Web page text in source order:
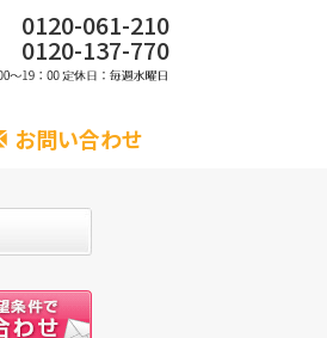
0120-061-210
0120-137-770
お問い合わせ